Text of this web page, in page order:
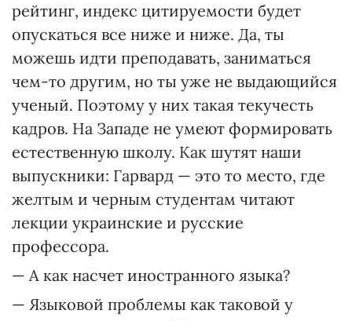
рейтинг, индекс цитируемости будет
опускаться все ниже и ниже. Да, ты
можешь идти преподавать, заниматься
чем-то другим, но ты уже не выдающийся
ученый. Поэтому у них такая текучесть
кадров. На Западе не умеют формировать
естественную школу. Как шутят наши
выпускники: Гарвард — это то место, где
желтым и черным студентам читают
лекции украинские и русские
профессора.
— А как насчет иностранного языка?
— Языковой проблемы как таковой у